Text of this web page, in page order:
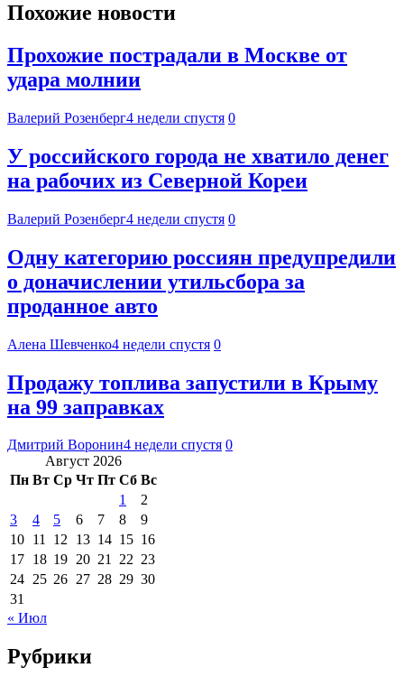
Похожие новости
Прохожие пострадали в Москве от
удара молнии
Валерий Розенберг4 недели спустя 0
У российского города не хватило денег
на рабочих из Северной Кореи
Валерий Розенберг4 недели спустя 0
Одну категорию россиян предупредили
о доначислении утильсбора за
проданное авто
Алена Шевченко4 недели спустя 0
Продажу топлива запустили в Крыму
на 99 заправках
Дмитрий Воронин4 недели спустя 0
Август 2026
Пн Вт Ср Чт Пт Сб Вс
1
2
3
4 5 6 7 8
9
10 11 12 13 14 15 16
17 18 19 20 21 22 23
24 25 26 27 28 29 30
31
« Июл
Рубрики